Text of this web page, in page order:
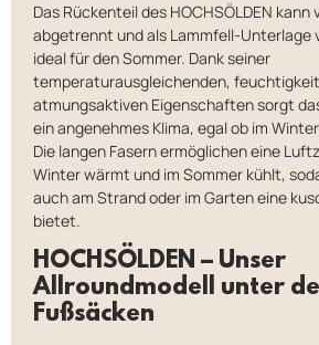
Das Rückenteil des HOCHSÖLDEN kann
abgetrennt und als Lammfell-Unterlage
ideal für den Sommer. Dank seiner
temperaturausgleichenden,
atmungsaktiven Eigenschaften sorgt
ein angenehmes Klima, egal ob im
Die langen Fasern ermöglichen eine
Winter wärmt und im Sommer kühlt,
auch am Strand oder im Garten eine
bietet.
HOCHSÖLDEN – Unser
Allroundmodell unter
Fußsäcken